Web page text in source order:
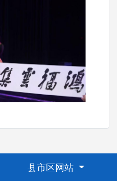
县市区网站